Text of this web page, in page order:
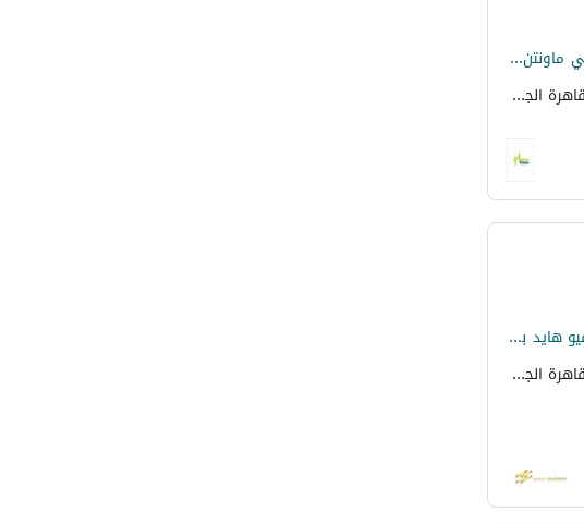
باقل سعر سكاي لوفت 155م + 110م رووف للبيع في ماونتن فيو اي سيتي القاهرة الجديدة Mountain View ICity New Cairo
كومباوند ماونتن فيو اى سيتي، التجمع الخامس، القاهرة الجديدة، القاهرة
امتلك بنتهاوس فاخر بموقع مميز للبيع في ماونتن فيو هايد بارك
كومباوند ماونتن فيو هايد بارك، التجمع الخامس، القاهرة الجديدة، القاهرة